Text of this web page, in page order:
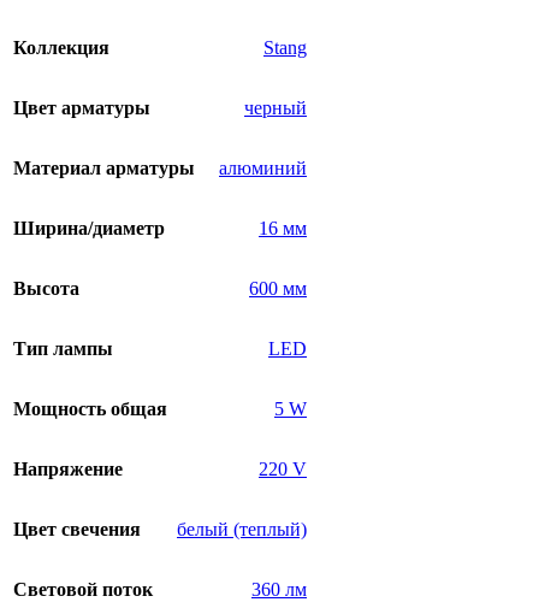
Коллекция Stang
Цвет арматуры черный
Материал арматуры алюминий
Ширина/диаметр 16 мм
Высота 600 мм
Тип лампы LED
Мощность общая 5 W
Напряжение 220 V
Цвет свечения белый (теплый)
Световой поток 360 лм